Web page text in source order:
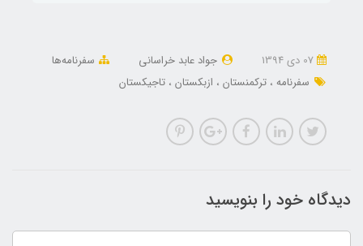
جواد عابد خراسانی
سفرنامه‌ها
سفرنامه ترکمنستان ازبکستان تاجیکستان
دیدگاه خود را بنویسید